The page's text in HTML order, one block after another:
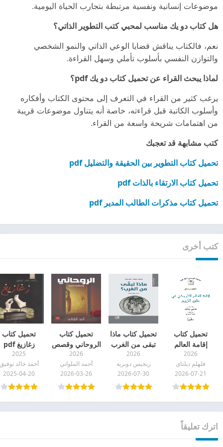
موضوعات إنسانية ونفسية مرتبطة بتجارب الحياة اليومية.
هل كتاب دو يك مناسب لمحبي كتب التطوير الذاتي؟
نعم، فالكتاب يناقش قضايا الوعي الذاتي والنمو الشخصي
والتوازن النفسي بأسلوب تأملي وسهل القراءة.
لماذا يبحث القراء عن تحميل كتاب دو يك pdf؟
يرغب كثير من القراء في التعرف إلى محتوى الكتاب وأفكاره
وأسلوب الكاتبة قبل قراءته، خاصة أنه يتناول موضوعات قريبة
من اهتمامات شريحة واسعة من القراء.
كتب مشابهة قد تعجبك
تحميل كتاب التطوير بين الحقيقة والتضليل pdf
تحميل كتاب الارتقاء بالذات pdf
تحميل كتاب مذكرات الطالب المدير pdf
كتب أخرى
تحميل كتاب
إقامة العالم
التاريخي في
علوم الروح pdf
2026
فلهلم ديلتاي
2026-07-21
تحميل كتاب ماذا
تبقى من الغرب
pdf
2026
ريجيس دوبريه
2026-07-30
تحميل كتاب
الروحاني وقصص
أخرى pdf
2026
أحمد الملواني
2026-03-26
تحميل كتاب
زغازيغ pdf
2025
أحمد خالد
2025-04-20
اترك تعليقاً